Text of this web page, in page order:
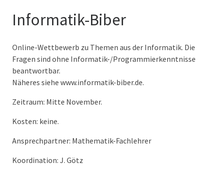
Informatik-Biber
Online-Wettbewerb zu Themen aus der Informatik. Die
Fragen sind ohne Informatik-/Programmierkenntnisse
beantwortbar.
Näheres siehe www.informatik-biber.de.
Zeitraum: Mitte November.
Kosten: keine.
Ansprechpartner: Mathematik-Fachlehrer
Koordination: J. Götz